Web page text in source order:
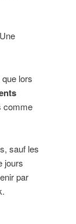
lors
comme
sauf les
jours
par